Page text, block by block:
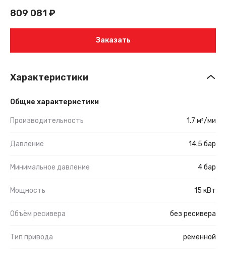
809 081 ₽
Заказать
Характеристики
Общие характеристики
Производительность 1.7 м³/ми
Давление 14.5 бар
Минимальное давление 4 бар
Мощность 15 кВт
Объём ресивера без ресивера
Тип привода ременной